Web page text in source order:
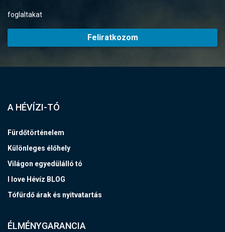
foglaltakat
Feliratkozom
A HÉVÍZI-TÓ
Fürdőtörténelem
Különleges élőhely
Világon egyedülálló tó
I love Hévíz BLOG
Tófürdő árak és nyitvatartás
ÉLMÉNYGARANCIA